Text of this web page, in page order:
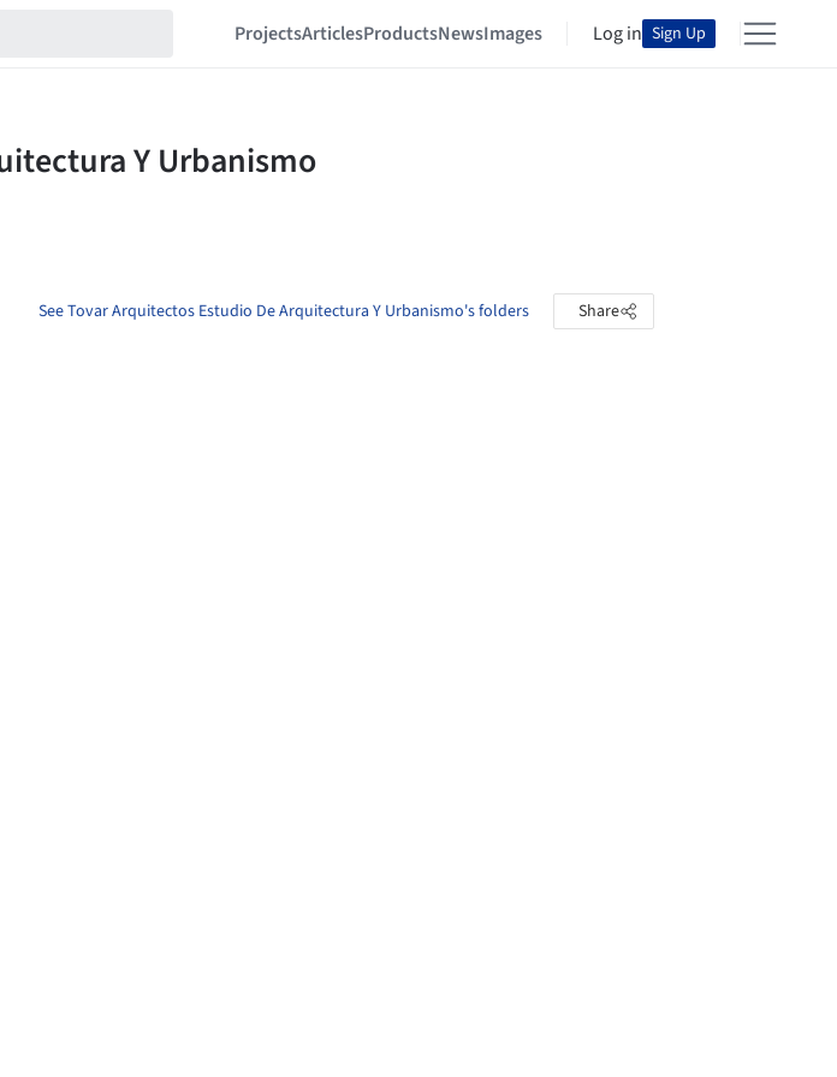
ProjectsArticlesProductsNewsImages Log in Sign Up
See Tovar Arquitectos Estudio De Arquitectura Y Urbanismo's folders Share